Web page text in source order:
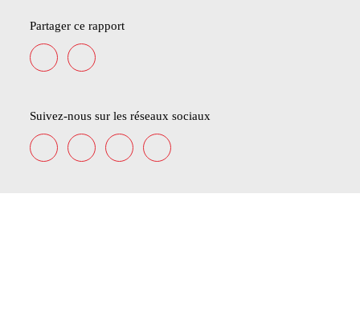
Partager ce rapport
Suivez-nous sur les réseaux sociaux